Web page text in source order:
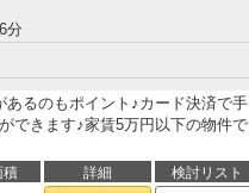
分
るのもポイント♪カード決済で手
できます♪家賃5万円以下の物件で
積 詳細
検討リスト